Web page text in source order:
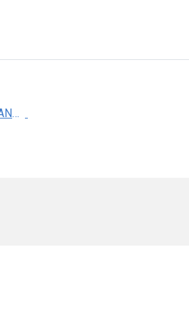
MTRO. JESUS MARTIN SANCHEZ AGUILAR